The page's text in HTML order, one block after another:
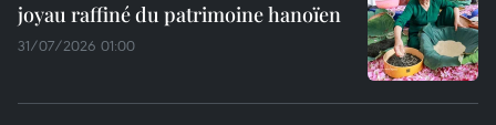
joyau raffiné du patrimoine hanoïen
31/07/2026 01:00